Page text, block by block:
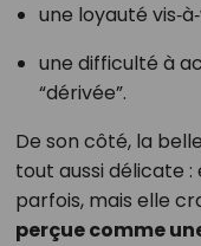
une loyauté
une difficulté à
“dérivée”.
De son côté, la
tout aussi délicate
parfois, mais elle
perçue comme